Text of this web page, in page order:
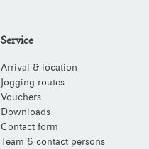
Service
Arrival & location
Jogging routes
Vouchers
Downloads
Contact form
Team & contact persons